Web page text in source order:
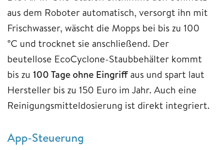
aus dem Roboter automatisch, versorgt ihn mit
Frischwasser, wäscht die Mopps bei bis zu 100
°C und trocknet sie anschließend. Der
beutellose EcoCyclone-Staubbehälter kommt
bis zu 100 Tage ohne Eingriffaus und spart laut
Hersteller bis zu 150 Euro im Jahr. Auch eine
Reinigungsmitteldosierung ist direkt integriert.
App-Steuerung